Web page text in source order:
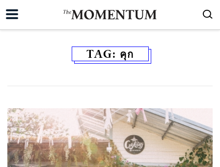
TAG: คุก